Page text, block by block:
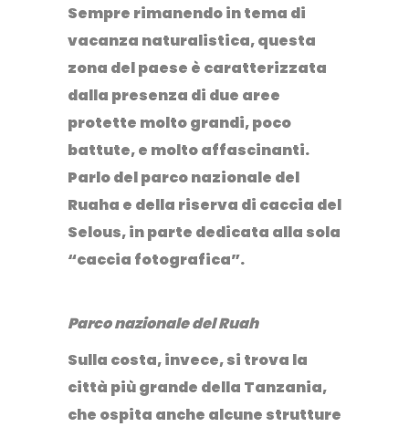
Sempre rimanendo in tema di
vacanza naturalistica, questa
zona del paese è caratterizzata
dalla presenza di due aree
protette molto grandi, poco
battute, e molto affascinanti.
Parlo delparco nazionale del
Ruaha e della riserva di caccia del
Selous, in parte dedicata alla sola
“caccia fotografica”.
Parco nazionale del Ruah
Sulla costa, invece, si trova la
città più grande della Tanzania,
che ospita anche alcune strutture